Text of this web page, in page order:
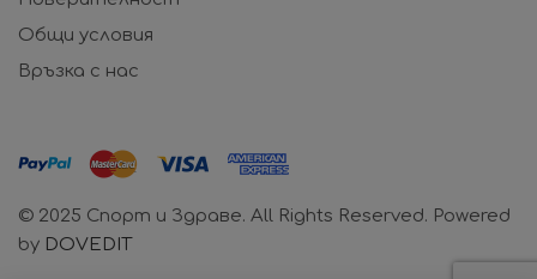
Общи условия
Връзка с нас
© 2025 Спорт и Здраве. All Rights Reserved. Powered
by DOVEDIT